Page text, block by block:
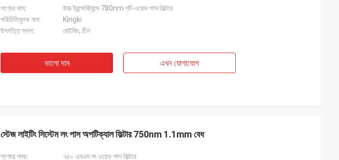
পণ্যের নাম:
উচ্চ ট্রান্সমিট্যান্স 780nm শর্ট-ওয়েভ পাস ফিল্টার
পরিচিতিমুলক নাম:
Kingki
উৎপত্তি স্থল:
বেইজিং, চীন
ভালো দাম এখন যোগাযোগ
স্টেজ লাইটিং সিস্টেম লং পাস অপটিক্যাল ফিল্টার 750nm 1.1mm বেধ
পণ্যের নামঃ:
৭৫০ এনএম লং ওয়েভ পাস ফিল্টার